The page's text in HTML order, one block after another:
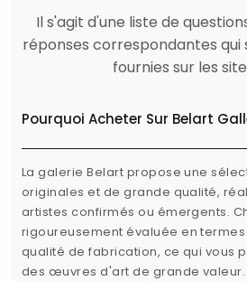
Il s'agit d'une liste de
réponses correspondantes
fournies sur les
Pourquoi Acheter Sur Belart
La galerie Belart propose une
originales et de grande qualité,
artistes confirmés ou émergents.
rigoureusement évaluée en
qualité de fabrication, ce qui vous
des œuvres d'art de grande valeur.